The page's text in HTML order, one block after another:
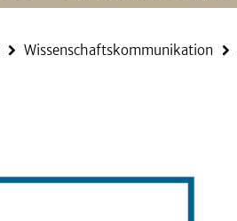
Wissenschaftskommunikation